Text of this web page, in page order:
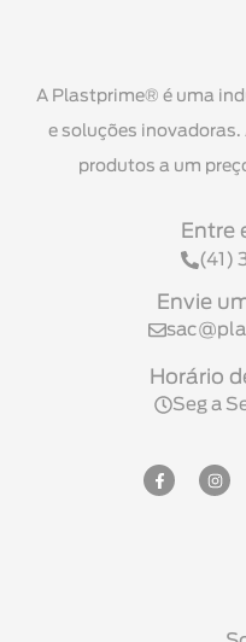
A Plastprime® é uma
e soluções
produtos a um
Entre
(41)
Envie
Horário
Seg a